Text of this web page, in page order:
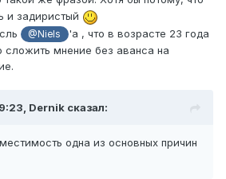
и задиристый
@Niels
'a , что в возрасте 23 года
мнение без аванса на
Dernik сказал:
одна из основных причин